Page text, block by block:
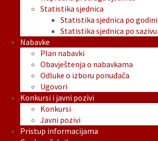
Statistika sjednica
Statistika sjednica po godini
Statistika sjednica po sazivu
Nabavke
Plan nabavki
Obavještenja o nabavkama
Odluke o izboru ponuđača
Ugovori
Konkursi i javni pozivi
Konkursi
Javni pozivi
Pristup informacijama